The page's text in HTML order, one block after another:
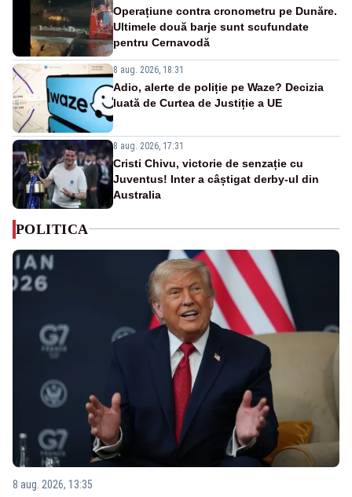
Operațiune contra cronometru pe Dunăre.
Ultimele două barje sunt scufundate
pentru Cernavodă
8 aug. 2026, 18:31
Adio, alerte de poliție pe Waze? Decizia
luată de Curtea de Justiție a UE
8 aug. 2026, 17:31
Cristi Chivu, victorie de senzație cu
Juventus! Inter a câștigat derby-ul din
Australia
POLITICA
8 aug. 2026, 13:35